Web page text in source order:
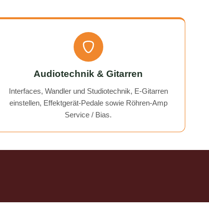
Audiotechnik & Gitarren
Interfaces, Wandler und Studiotechnik, E-Gitarren
einstellen, Effektgerät-Pedale sowie Röhren-Amp
Service / Bias.